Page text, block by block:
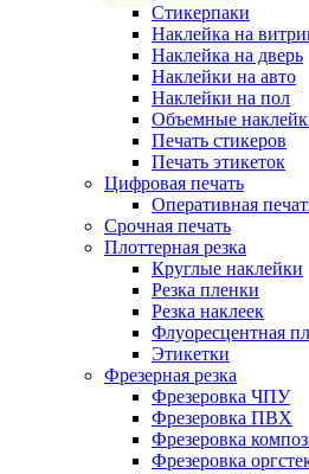
Стикерпаки
Наклейка на
Наклейка на дверь
Наклейки на авто
Наклейки на пол
Объемные
Печать стикеров
Печать этикеток
Цифровая печать
Оперативная
Срочная печать
Плоттерная резка
Круглые наклейки
Резка пленки
Резка наклеек
Флуоресцентная
Этикетки
Фрезерная резка
Фрезеровка ЧПУ
Фрезеровка ПВХ
Фрезеровка
Фрезеровка